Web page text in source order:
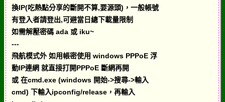
換IP(吃熱點分享的斷開不算,要源頭)，一般帳號
有登入者請登出,可避當日總下載量限制
如需解壓密碼 ada 或 iku~
---
飛航模式外 如用帳密使用 windows PPPoE 浮
動IP連網 就直接打開PPPoE 斷網再開
或 在cmd.exe (windows 開始->搜尋->輸入
cmd) 下輸入ipconfig/release，再輸入